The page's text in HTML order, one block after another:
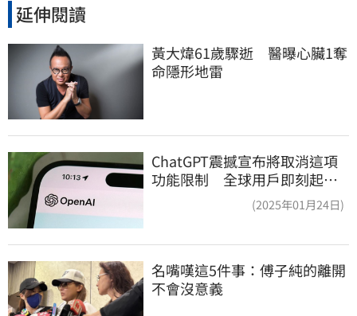
延伸閱讀
黃大煒61歲驟逝　醫曝心臟1奪
命隱形地雷
ChatGPT震撼宣布將取消這項
功能限制 全球用戶即刻起
(2025年01月24日)
名嘴嘆這5件事：傅子純的離開
不會沒意義